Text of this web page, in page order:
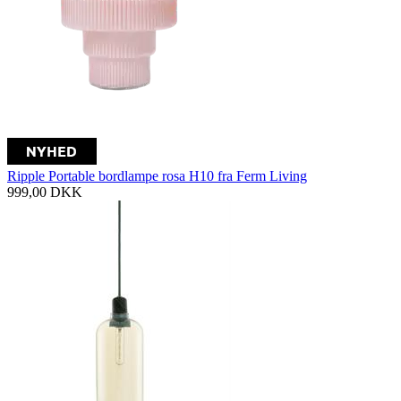
Ripple Portable bordlampe rosa H10 fra Ferm Living
999,00 DKK